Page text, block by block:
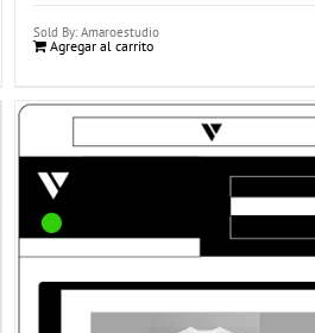
Sold By: Amaroestudio
Agregar al carrito